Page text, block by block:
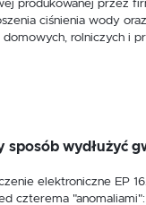
produkowanej przez
ciśnienia wody
rolniczych i
sposób wydłużyć
elektroniczne EP
czterema "anomaliami":